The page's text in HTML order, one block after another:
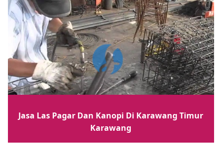
Jasa Las Pagar Dan Kanopi Di Karawang Timur
Karawang